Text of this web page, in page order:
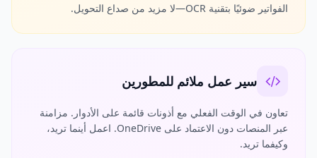
الفواتير ضوئيًا بتقنية OCR—لا مزيد من صداع التحويل.
سير عمل ملائم للمطورين
تعاون في الوقت الفعلي مع أذونات قائمة على الأدوار. مزامنة
عبر المنصات دون الاعتماد على OneDrive. اعمل أينما تريد،
وكيفما تريد.